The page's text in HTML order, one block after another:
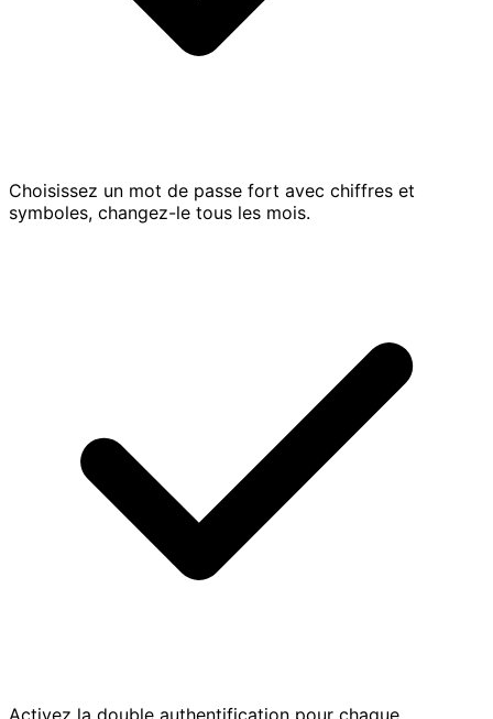
Choisissez un mot de passe fort avec chiffres et
symboles, changez-le tous les mois.
Activez la double authentification pour chaque